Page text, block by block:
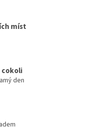
míst
cokoli
den